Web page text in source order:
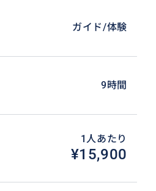
地にあるバーナーヒルズまで
一躍有名になったゴールデ
ガイド/体験
9時間
1人あたり
¥15,900